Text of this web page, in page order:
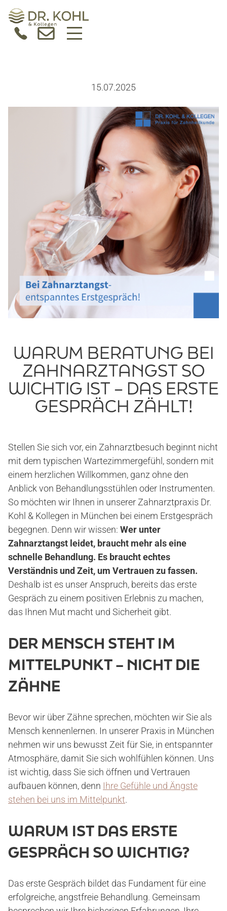
DR. MAXIMILIAN KOHL
15.07.2025
WARUM BERATUNG BEI
ZAHNARZTANGST SO
WICHTIG IST – DAS ERSTE
GESPRÄCH ZÄHLT!
Stellen Sie sich vor, ein Zahnarztbesuch beginnt nicht
mit dem typischen Wartezimmergefühl, sondern mit
einem herzlichen Willkommen, ganz ohne den
Anblick von Behandlungsstühlen oder Instrumenten.
So möchten wir Ihnen in unserer Zahnarztpraxis Dr.
Kohl & Kollegen in München bei einem Erstgespräch
begegnen. Denn wir wissen: Wer unter
Zahnarztangst leidet, braucht mehr als eine
schnelle Behandlung. Es braucht echtes
Verständnis und Zeit, um Vertrauen zu fassen.
Deshalb ist es unser Anspruch, bereits das erste
Gespräch zu einem positiven Erlebnis zu machen,
das Ihnen Mut macht und Sicherheit gibt.
DER MENSCH STEHT IM
MITTELPUNKT – NICHT DIE
ZÄHNE
Bevor wir über Zähne sprechen, möchten wir Sie als
Mensch kennenlernen. In unserer Praxis in München
nehmen wir uns bewusst Zeit für Sie, in entspannter
Atmosphäre, damit Sie sich wohlfühlen können. Uns
ist wichtig, dass Sie sich öffnen und Vertrauen
aufbauen können, denn Ihre Gefühle und Ängste
stehen bei uns im Mittelpunkt.
WARUM IST DAS ERSTE
GESPRÄCH SO WICHTIG?
Das erste Gespräch bildet das Fundament für eine
erfolgreiche, angstfreie Behandlung. Gemeinsam